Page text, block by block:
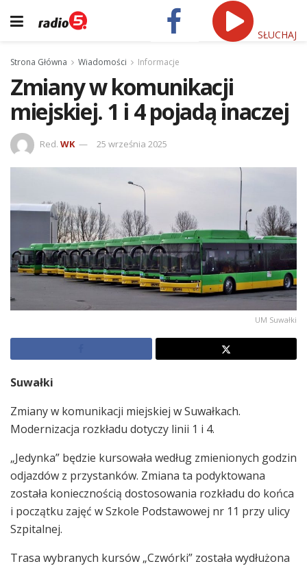
SŁUCHAJ
Strona Główna Wiadomości Informacje
Zmiany w komunikacji
miejskiej. 1 i 4 pojadą inaczej
Red. WK 25 września 2025
UM Suwałki
Suwałki
Zmiany w komunikacji miejskiej w Suwałkach.
Modernizacja rozkładu dotyczy linii 1 i 4.
„Jedynka” będzie kursowała według zmienionych godzin
odjazdów z przystanków. Zmiana ta podyktowana
została koniecznością dostosowania rozkładu do końca
i początku zajęć w Szkole Podstawowej nr 11 przy ulicy
Szpitalnej.
Trasa wybranych kursów „Czwórki” została wydłużona